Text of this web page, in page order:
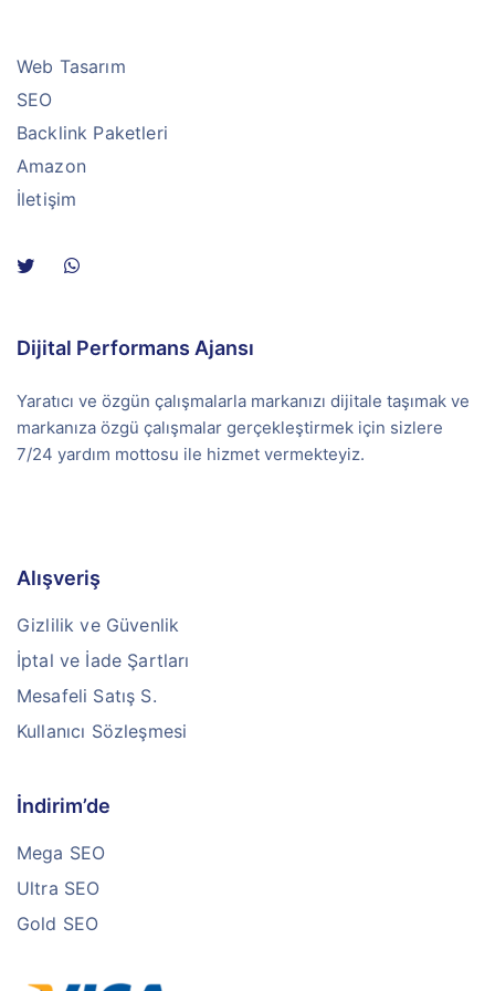
Web Tasarım
SEO
Backlink Paketleri
Amazon
İletişim
Dijital Performans Ajansı
Yaratıcı ve özgün çalışmalarla markanızı dijitale taşımak ve
markanıza özgü çalışmalar gerçekleştirmek için sizlere
7/24 yardım mottosu ile hizmet vermekteyiz.
Alışveriş
Gizlilik ve Güvenlik
İptal ve İade Şartları
Mesafeli Satış S.
Kullanıcı Sözleşmesi
İndirim’de
Mega SEO
Ultra SEO
Gold SEO